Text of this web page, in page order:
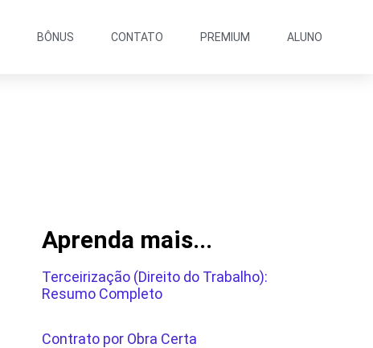
BÔNUS CONTATO PREMIUM ALUNO
Aprenda mais...
Terceirização (Direito do Trabalho):
Resumo Completo
Contrato por Obra Certa